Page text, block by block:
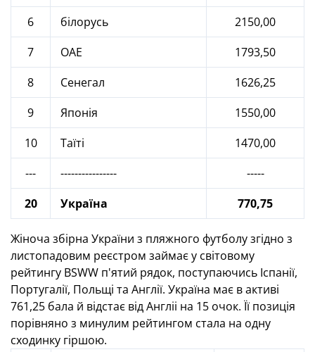
6
білорусь
2150,00
7
ОАЕ
1793,50
8
Сенегал
1626,25
9
Японія
1550,00
10
Таїті
1470,00
---
----------------
-----
20
Україна 770,75
Жіноча збірна України з пляжного футболу згідно з
листопадовим реєстром займає у світовому
рейтингу BSWW п'ятий рядок, поступаючись Іспанії,
Португалії, Польщі та Англії. Україна має в активі
761,25 бала й відстає від Англіі на 15 очок. Її позиція
порівняно з минулим рейтингом стала на одну
сходинку гіршою.